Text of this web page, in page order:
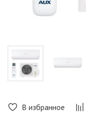
В избранное